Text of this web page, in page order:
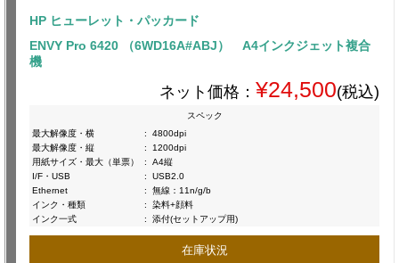
HP ヒューレット・パッカード
ENVY Pro 6420 （6WD16A#ABJ） A4インクジェット複合
機
ネット価格： ¥24,500(税込)
スペック
最大解像度・横
:
4800dpi
最大解像度・縦
:
1200dpi
用紙サイズ・最大（単票）
:
A4縦
I/F・USB
:
USB2.0
Ethernet
:
無線：11n/g/b
インク・種類
:
染料+顔料
インク一式
: 添付(セットアップ用)
在庫状況